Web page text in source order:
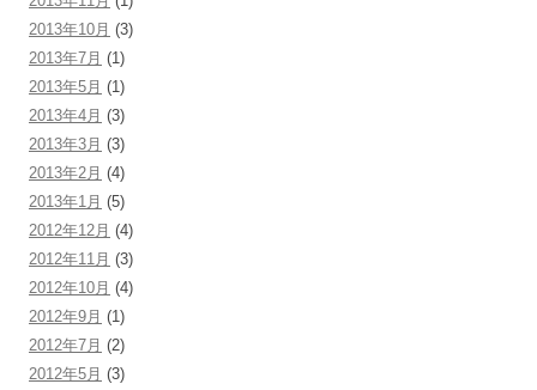
2013年10月 (3)
2013年7月 (1)
2013年5月 (1)
2013年4月 (3)
2013年3月 (3)
2013年2月 (4)
2013年1月 (5)
2012年12月 (4)
2012年11月 (3)
2012年10月 (4)
2012年9月 (1)
2012年7月 (2)
2012年5月 (3)